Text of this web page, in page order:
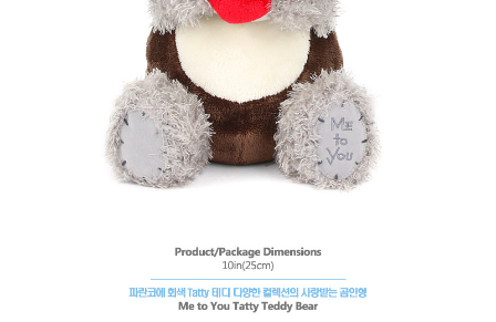
페이코 라이
구매